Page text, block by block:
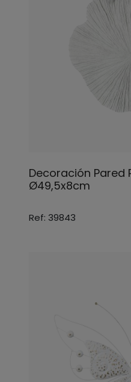
Decoración Pared
Ø49,5x8cm
Ref: 39843